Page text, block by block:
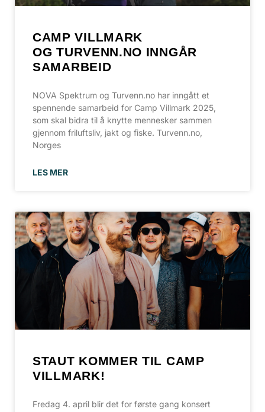
CAMP VILLMARK
OG TURVENN.NO INNGÅR
SAMARBEID
NOVA Spektrum og Turvenn.no har inngått et
spennende samarbeid for Camp Villmark 2025,
som skal bidra til å knytte mennesker sammen
gjennom friluftsliv, jakt og fiske. Turvenn.no,
Norges
LES MER
STAUT KOMMER TIL CAMP
VILLMARK!
Fredag 4. april blir det for første gang konsert